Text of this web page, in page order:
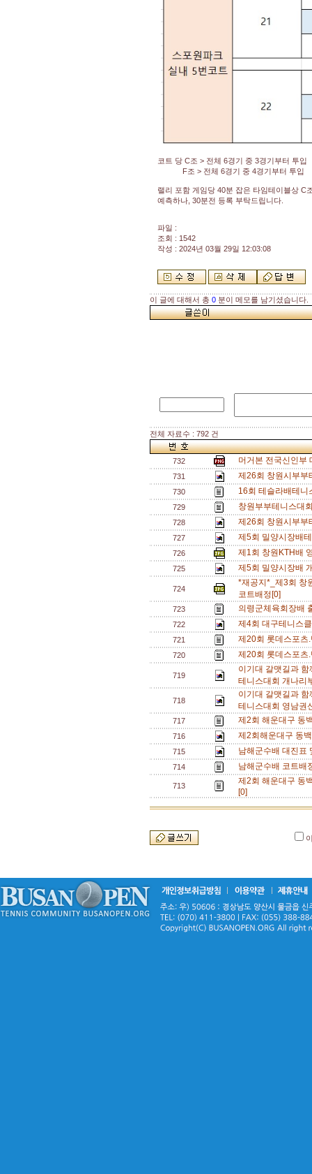
코트 당 C조 > 전체 6경기 중 3경기부터 투입
F조 > 전체 6경기 중 4경기부터 투입
랠리 포함 게임당 40분 잡은 타임테이블상 C
예측하나, 30분전 등록 부탁드립니다.
파일 :
조회 : 1542
작성 : 2024년 03월 29일 12:03:08
이 글에 대해서 총 0 분이 메모를 남기셨습니다.
전체 자료수 : 792 건
732 머거본 전국신인
731 제26회 창원시부
730 16회 테슬라배테
729 창원부부테니스대
728 제26회 창원시부
727 제5회 밀양시장배
726 제1회 창원KTH배
725 제5회 밀양시장배
724
*재공지*_제3회 창
코트배정[0]
723 의령군체육회장배
722 제4회 대구테니스
721 제20회 롯데스포
720 제20회 롯데스포
719
이기대 갈맷길과
테니스대회 개나리
718
이기대 갈맷길과
테니스대회 영남
717 제2회 해운대구 동
716 제2회해운대구 동
715 남해군수배 대진표
714 남해군수배 코트
713
제2회 해운대구 동
[0]